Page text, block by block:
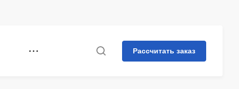
Рассчитать заказ